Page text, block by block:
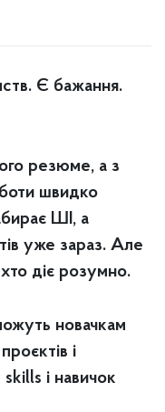
Є бажання.
резюме, а з
швидко
ШІ, а
уже зараз. Але
діє розумно.
новачкам
і
і навичок